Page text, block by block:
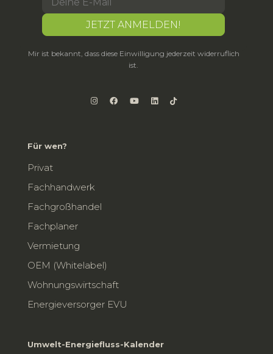
Mir ist bekannt, dass diese Einwilligung jederzeit widerruflich
ist.
Für wen?
Privat
Fachhandwerk
Fachgroßhandel
Fachplaner
Vermietung
OEM (Whitelabel)
Wohnungswirtschaft
Energieversorger EVU
Umwelt-Energiefluss-Kalender